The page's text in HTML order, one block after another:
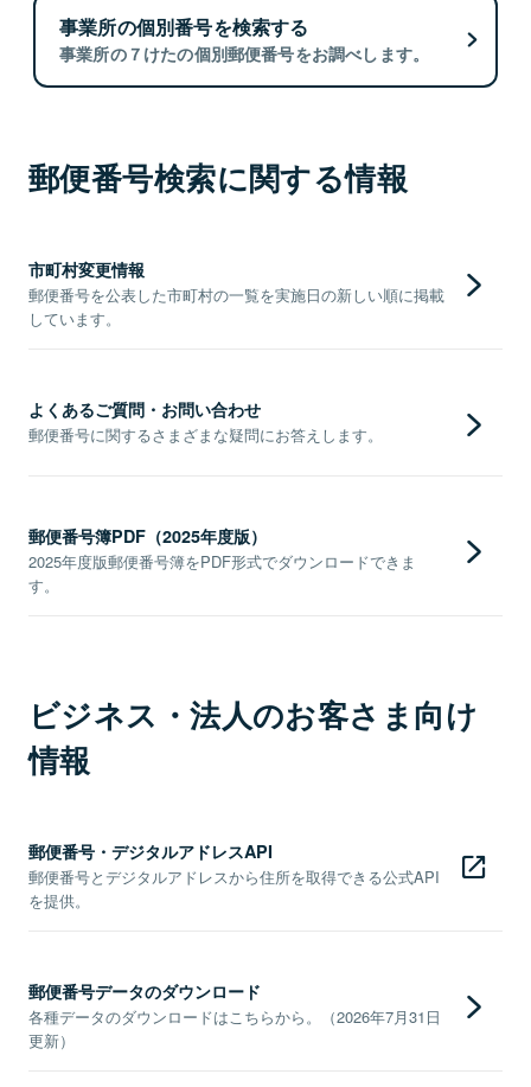
事業所の個別番号を検索する
事業所の７けたの個別郵便番号をお調べします。
郵便番号検索に関する情報
市町村変更情報
郵便番号を公表した市町村の一覧を実施日の新しい順に掲載
しています。
よくあるご質問・お問い合わせ
郵便番号に関するさまざまな疑問にお答えします。
郵便番号簿PDF（2025年度版）
2025年度版郵便番号簿をPDF形式でダウンロードできま
す。
ビジネス・法人のお客さま向け
情報
郵便番号・デジタルアドレスAPI
郵便番号とデジタルアドレスから住所を取得できる公式API
を提供。
郵便番号データのダウンロード
各種データのダウンロードはこちらから。（2026年7月31日
更新）